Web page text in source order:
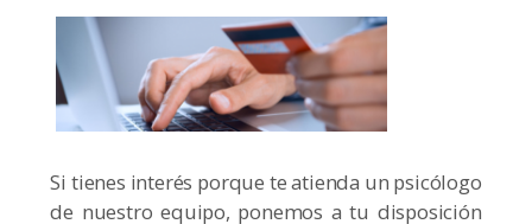
Si tienes interés porque te atienda un psicólogo
de nuestro equipo, ponemos a tu disposición